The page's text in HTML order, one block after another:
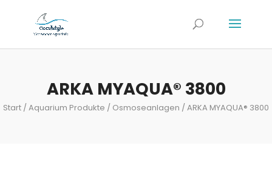
ARKA MYAQUA® 3800
Start /Aquarium Produkte / Osmoseanlagen / ARKA MYAQUA® 3800